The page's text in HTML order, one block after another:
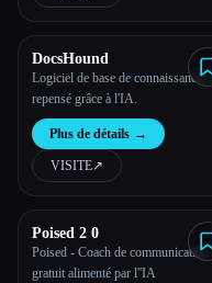
DocsHound
Logiciel de base de connaissances,
repensé grâce à l'IA.
Plus de détails →
VISITE↗︎
Poised 2 0
Poised - Coach de communication
gratuit alimenté par l''IA